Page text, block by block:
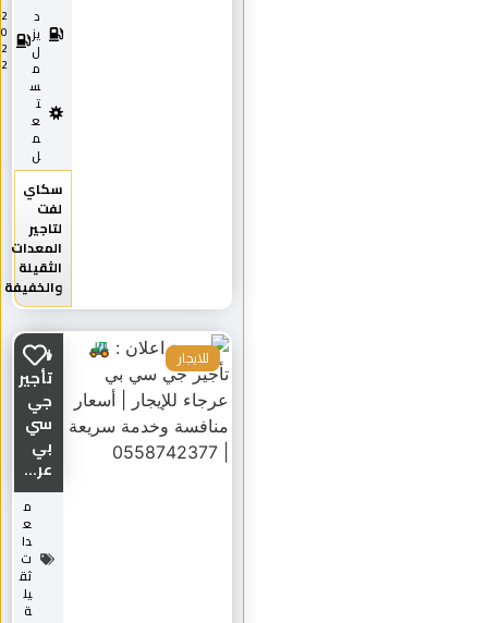
د
يز
ل
م
س
ت
ع
م
ل
2
0
2
2
سكاي
لفت
لتاجير
المعدات
الثقيلة
والخفيفة
🚜
تأجير
جي
سي
بي
عر...
م
ع
دا
ت
ثق
يل
ة
للايجار